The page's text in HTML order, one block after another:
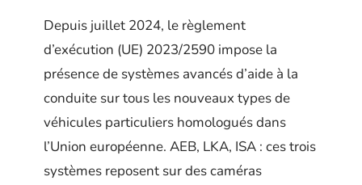
Depuis juillet 2024, le règlement
d’exécution (UE) 2023/2590 impose la
présence de systèmes avancés d’aide à la
conduite sur tous les nouveaux types de
véhicules particuliers homologués dans
l’Union européenne. AEB, LKA, ISA : ces trois
systèmes reposent sur des caméras